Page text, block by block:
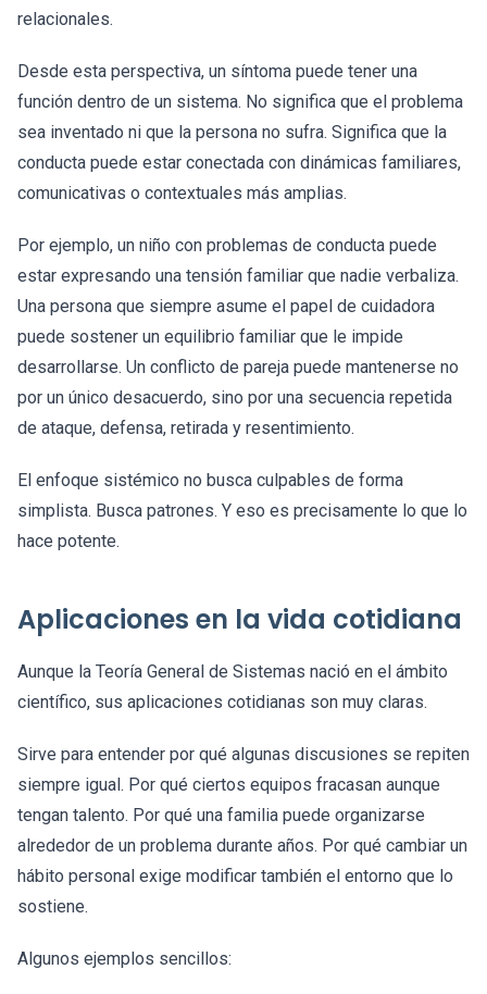
relacionales.
Desde esta perspectiva, un síntoma puede tener una
función dentro de un sistema. No significa que el problema
sea inventado ni que la persona no sufra. Significa que la
conducta puede estar conectada con dinámicas familiares,
comunicativas o contextuales más amplias.
Por ejemplo, un niño con problemas de conducta puede
estar expresando una tensión familiar que nadie verbaliza.
Una persona que siempre asume el papel de cuidadora
puede sostener un equilibrio familiar que le impide
desarrollarse. Un conflicto de pareja puede mantenerse no
por un único desacuerdo, sino por una secuencia repetida
de ataque, defensa, retirada y resentimiento.
El enfoque sistémico no busca culpables de forma
simplista. Busca patrones. Y eso es precisamente lo que lo
hace potente.
Aplicaciones en la vida cotidiana
Aunque la Teoría General de Sistemas nació en el ámbito
científico, sus aplicaciones cotidianas son muy claras.
Sirve para entender por qué algunas discusiones se repiten
siempre igual. Por qué ciertos equipos fracasan aunque
tengan talento. Por qué una familia puede organizarse
alrededor de un problema durante años. Por qué cambiar un
hábito personal exige modificar también el entorno que lo
sostiene.
Algunos ejemplos sencillos: